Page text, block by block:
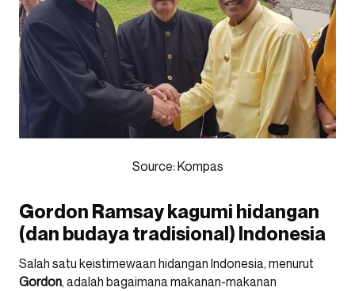
Source: Kompas
Gordon Ramsay kagumi hidangan
(dan budaya tradisional) Indonesia
Salah satu keistimewaan hidangan Indonesia, menurut
Gordon, adalah bagaimana makanan-makanan